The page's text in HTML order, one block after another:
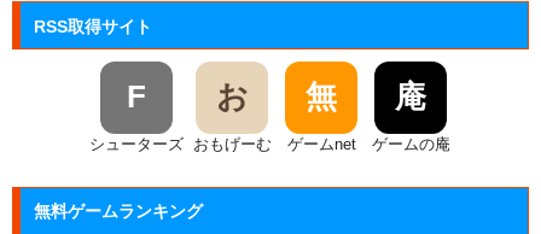
RSS取得サイト
F
シューターズ
お
おもげーむ
無
ゲームnet
庵
ゲームの庵
無料ゲームランキング